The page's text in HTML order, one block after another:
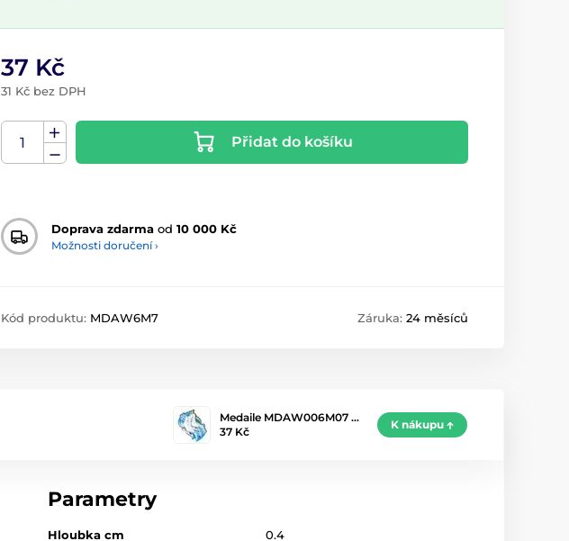
37 Kč
31 Kč bez DPH
Přidat do košíku
Doprava zdarma od 10 000 Kč
Možnosti doručení ›
Kód produktu: MDAW6M7 Záruka: 24 měsíců
Medaile MDAW006M07 …
37 Kč
K nákupu
Parametry
Hloubka cm 0.4